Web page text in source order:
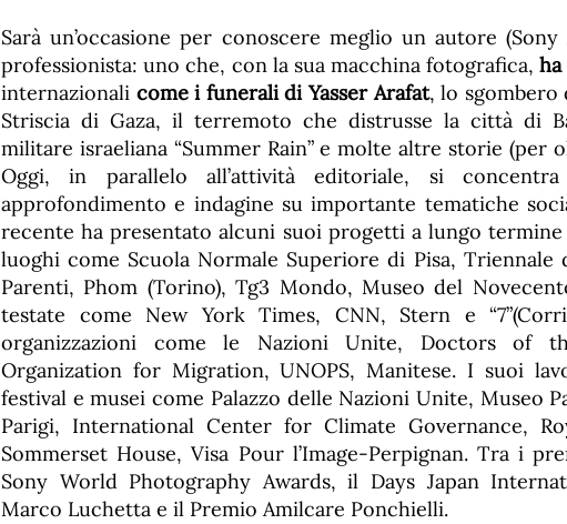
Sarà un’occasione per conoscere meglio un autore
professionista: uno che, con la sua macchina fotografica,
internazionali come i funerali di Yasser Arafat, lo sgombero
Striscia di Gaza, il terremoto che distrusse la città di
militare israeliana “Summer Rain” e molte altre storie (per
Oggi, in parallelo all’attività editoriale, si
approfondimento e indagine su importante tematiche
recente ha presentato alcuni suoi progetti a lungo
luoghi come Scuola Normale Superiore di Pisa, Triennale
Parenti, Phom (Torino), Tg3 Mondo, Museo del
testate come New York Times, CNN, Stern e
organizzazioni come le Nazioni Unite, Doctors of
Organization for Migration, UNOPS, Manitese. I suoi
festival e musei come Palazzo delle Nazioni Unite, Museo
Parigi, International Center for Climate Governance,
Sommerset House, Visa Pour l’Image-Perpignan. Tra i
Sony World Photography Awards, il Days Japan
Marco Luchetta e il Premio Amilcare Ponchielli.